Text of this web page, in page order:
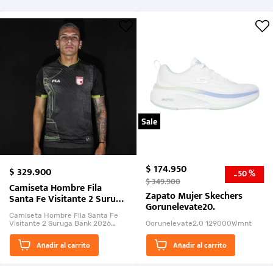
$329.900
Camiseta Hombre Fila
Santa Fe Visitante 2 Suruga
Bank 2026
Camiseta Hombre Fila Santa Fe
Visitante 2 Suruga Bank 2026
El Rugido del Sol Naciente:
“Primeros para la Et...
Añadir al carrito
Sale
$174.950
$349.900 -50 %
Zapato Mujer Skechers
Gorunelevate20.
Gorunelevate2.0 129000Wmnt
Añadir al carrito